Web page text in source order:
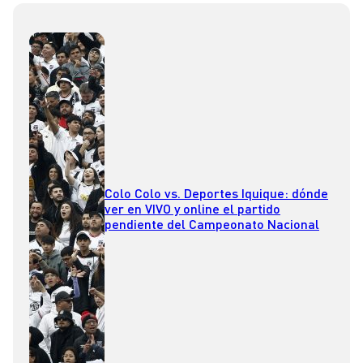
Colo Colo vs. Deportes Iquique: dónde
ver en VIVO y online el partido
pendiente del Campeonato Nacional